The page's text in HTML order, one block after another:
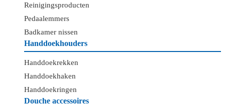
Reinigingsproducten
Pedaalemmers
Badkamer nissen
Handdoekhouders
Handdoekrekken
Handdoekhaken
Handdoekringen
Douche accessoires